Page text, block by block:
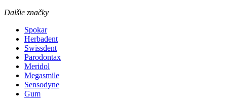
Dalšie značky
Spokar
Herbadent
Swissdent
Parodontax
Meridol
Megasmile
Sensodyne
Gum